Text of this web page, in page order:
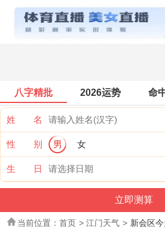
全国天气
八字精批 2026运势 命
姓 名
性 别 男 女
生 日
当前位置： 首页 > 江门天气 > 新会区